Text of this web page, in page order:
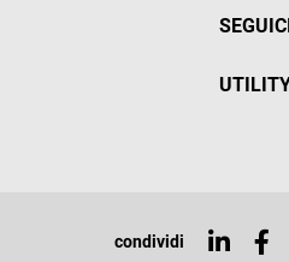
Top
condividi